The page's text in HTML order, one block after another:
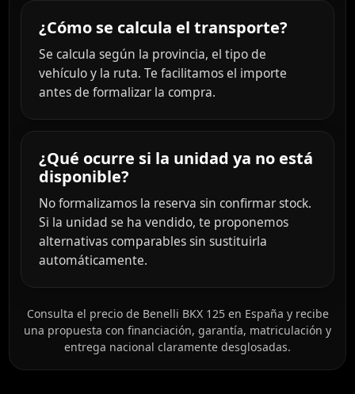
¿Cómo se calcula el transporte?
Se calcula según la provincia, el tipo de
vehículo y la ruta. Te facilitamos el importe
antes de formalizar la compra.
¿Qué ocurre si la unidad ya no está
disponible?
No formalizamos la reserva sin confirmar stock.
Si la unidad se ha vendido, te proponemos
alternativas comparables sin sustituirla
automáticamente.
Consulta el precio de Benelli BKX 125 en España y recibe
una propuesta con financiación, garantía, matriculación y
entrega nacional claramente desglosadas.